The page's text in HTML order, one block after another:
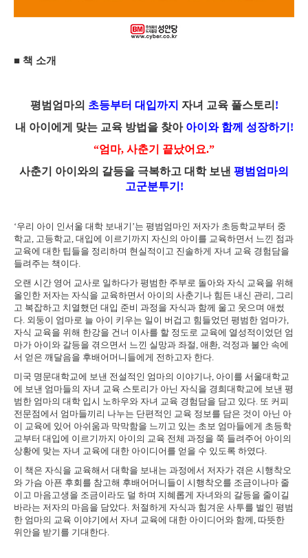
■ 책 소개
평범엄마의 초등부터 대입까지 자녀 교육 풀스토리 !
내 아이에게 맞는 교육 방법을 찾아 아이와 함께 성장하기 !
“엄마, 사춘기 끝났어요.”
사춘기 아이와의 갈등을 극복하고 대학 보낸 평범엄마의
고군분투기 !
‘우리 아이 인서울 대학 보내기 ’는 평범엄마인 저자가 초등학교부터 중
학교
고등학교 대입에 이르기까지 자신의 아이를 교육하면서 느낀 점과
교육에 대한 팁들을 정리하며 현실적이고 진솔하게 자녀 교육 경험담을
들려주는 책이다
오랜 시간 영어 교사로 일하다가 평범한 주부로 돌아와 자식 교육을 위해
올인한 저자는 자식을 교육하면서 아이의 사춘기나 힘든 내신 관리
그리
고 복잡하고 치열했던 대입 준비 과정을 자식과 함께 울고 웃으며 애썼
다 외둥이 엄마로 늘 아이 키우는 일이 버겁고 힘들었던 평범한 엄마가
자식 교육을 위해 한강을 건너 이사를 할 정도로 교육에 열성적이었던 엄
마가 아이와 갈등을 겪으면서 느낀 실망과 좌절 애환 걱정과 불안 속에
서 얻은 깨달음을 후배어머니들에게 전하고자 한다
미국 명문대학교에 보낸 전설적인 엄마의 이야기나 아이를 서울대학교
에 보낸 엄마들의 자녀 교육 스토리가 아닌 자식을 경희대학교에 보낸 평
범한 엄마의 대학 입시 노하우와 자녀 교육 경험담을 담고 있다 또 커피
전문점에서 엄마들끼리 나누는 단편적인 교육 정보를 담은 것이 아닌 아
이 교육에 있어 아쉬움과 막막함을 느끼고 있는 초보 엄마들에게 초등학
교부터 대입에 이르기까지 아이의 교육 전체 과정을 쭉 들려주어 아이의
상황에 맞는 자녀 교육에 대한 아이디어를 얻을 수 있도록 하였다
이 책은 자식을 교육해서 대학을 보내는 과정에서 저자가 겪은 시행착오
와 가슴 아픈 후회를 참고해 후배어머니들이 시행착오를 조금이나마 줄
이고 마음고생을 조금이라도 덜 하며 지혜롭게 자녀와의 갈등을 줄이길
바라는 저자의 마음을 담았다 처 절하게 자식과 힘겨운 사투를 벌인 평범
한 엄마의 교육 이야기에서 자녀 교육에 대한 아이디어와 함께 따뜻한
위안을 받기를 기대한다